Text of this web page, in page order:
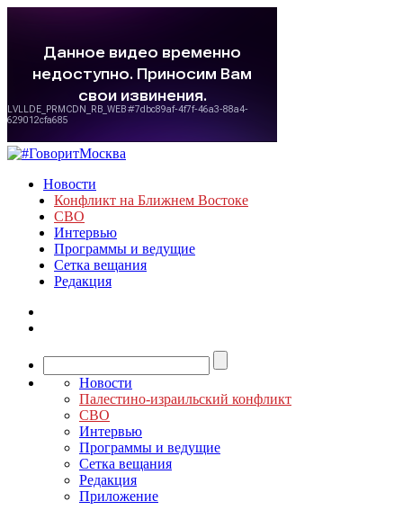
Новости
Конфликт на Ближнем Востоке
СВО
Интервью
Программы и ведущие
Сетка вещания
Редакция
Новости
Палестино-израильский конфликт
СВО
Интервью
Программы и ведущие
Сетка вещания
Редакция
Приложение